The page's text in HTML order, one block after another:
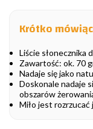
Krótko mówiąc
Liście słonecznika
Zawartość: ok. 70
Nadaje się jako
Doskonale nadaje
obszarów
Miło jest